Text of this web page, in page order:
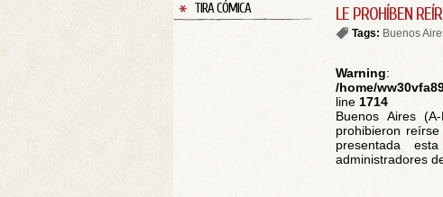
TIRA CÓMICA
LE PROHÍBEN
Tags: Buenos
Warning:
/home/
line 1714
Buenos Aires
prohibieron
presentada
administradores